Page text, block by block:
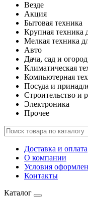
Везде
Акция
Бытовая техника
Крупная техника
Мелкая техника
Авто
Дача, сад и огород
Климатическая
Компьютерная
Посуда и
Строительство и
Электроника
Прочее
Доставка и оплата
О компании
Условия
Контакты
Каталог